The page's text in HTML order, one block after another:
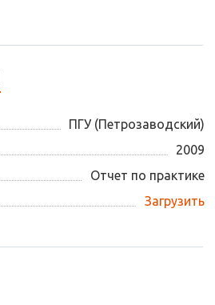
ПГУ (Петрозаводский)
2009
Отчет по практике
Загрузить